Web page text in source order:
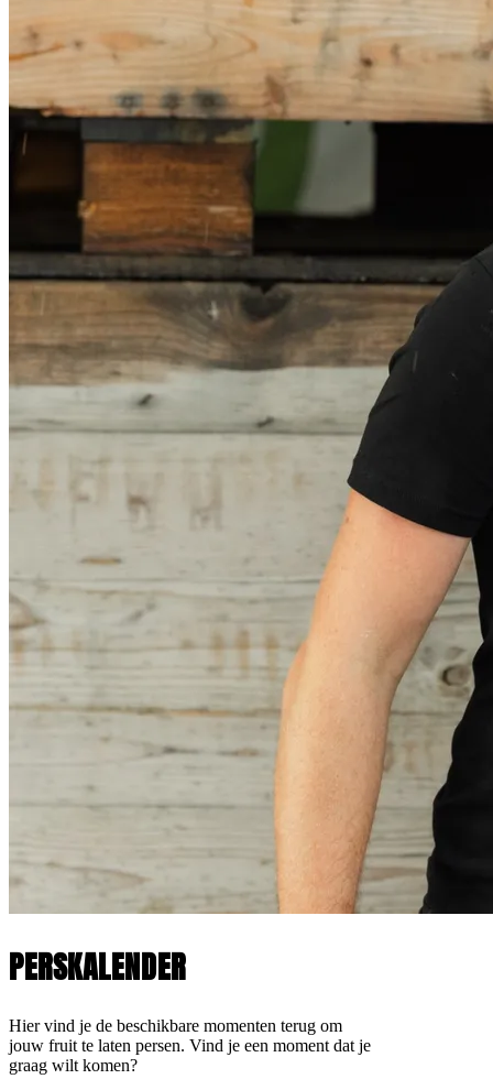
PERSKALENDER
Hier vind je de beschikbare momenten terug om
jouw fruit te laten persen. Vind je een moment dat je
graag wilt komen?